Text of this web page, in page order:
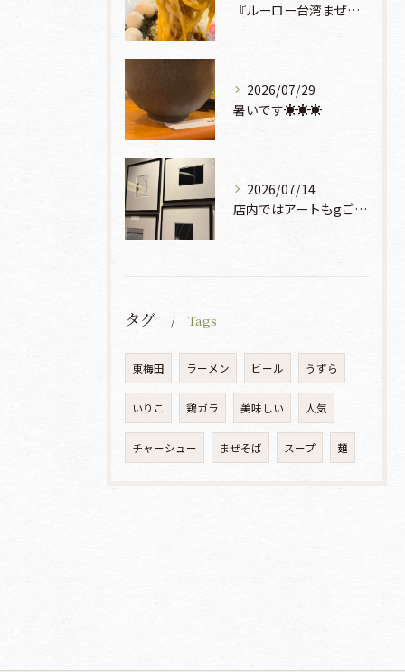
『ルーロー台湾まぜそば』930円🍜🫧
2026/07/29
暑いです☀️☀️☀️
2026/07/14
店内ではアートもgご鑑賞いただけます♡♡♡
タグ Tags
東梅田 ラーメン ビール うずら
いりこ 鶏ガラ 美味しい 人気
チャーシュー まぜそば スープ 麺